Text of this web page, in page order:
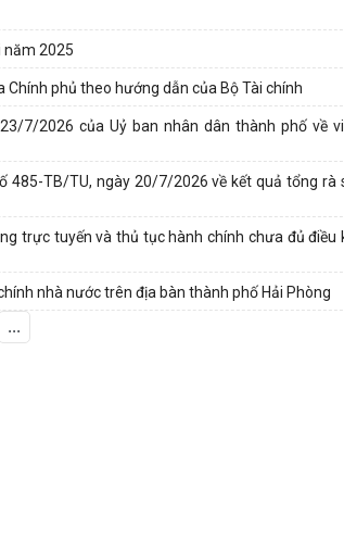
năm 2025
phủ theo hướng dẫn của Bộ Tài chính
7/2026 của Uỷ ban nhân dân thành phố về
485-TB/TU, ngày 20/7/2026 về kết quả tổng rà
trực tuyến và thủ tục hành chính chưa đủ điều
nhà nước trên địa bàn thành phố Hải Phòng
...